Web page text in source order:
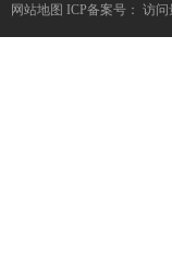
网站地图 ICP备案号： 访问